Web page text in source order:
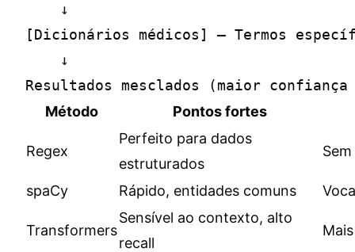
    ↓
[Dicionários médicos] — Termos
    ↓
Método Pontos fortes
Regex
Perfeito para dados
estruturados
spaCy Rápido, entidades comuns
Transformers
Sensível ao contexto, alto
recall